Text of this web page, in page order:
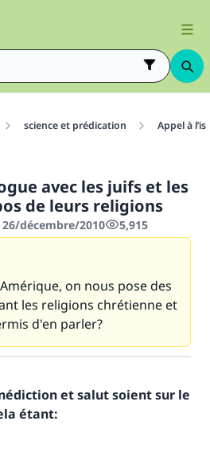
science et prédication Appel à
avec les juifs et les
de leurs religions
décembre/2010 5,915
on nous pose des
les religions chrétienne et
d'en parler?
et salut soient sur le
étant: